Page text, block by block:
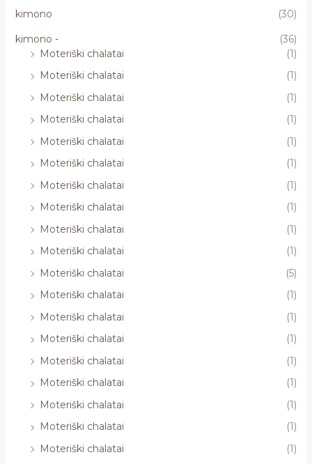
kimono
(30)
kimono -
(36)
Moteriški chalatai
(1)
Moteriški chalatai
(1)
Moteriški chalatai
(1)
Moteriški chalatai
(1)
Moteriški chalatai
(1)
Moteriški chalatai
(1)
Moteriški chalatai
(1)
Moteriški chalatai
(1)
Moteriški chalatai
(1)
Moteriški chalatai
(1)
Moteriški chalatai
(5)
Moteriški chalatai
(1)
Moteriški chalatai
(1)
Moteriški chalatai
(1)
Moteriški chalatai
(1)
Moteriški chalatai
(1)
Moteriški chalatai
(1)
Moteriški chalatai
(1)
Moteriški chalatai
(1)